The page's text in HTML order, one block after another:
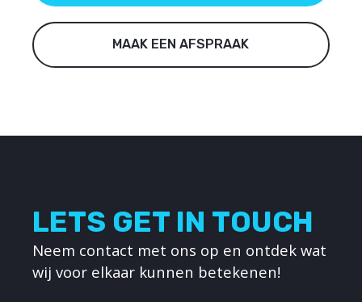
MAAK EEN AFSPRAAK
LETS GET IN TOUCH
Neem contact met ons op en ontdek wat
wij voor elkaar kunnen betekenen!